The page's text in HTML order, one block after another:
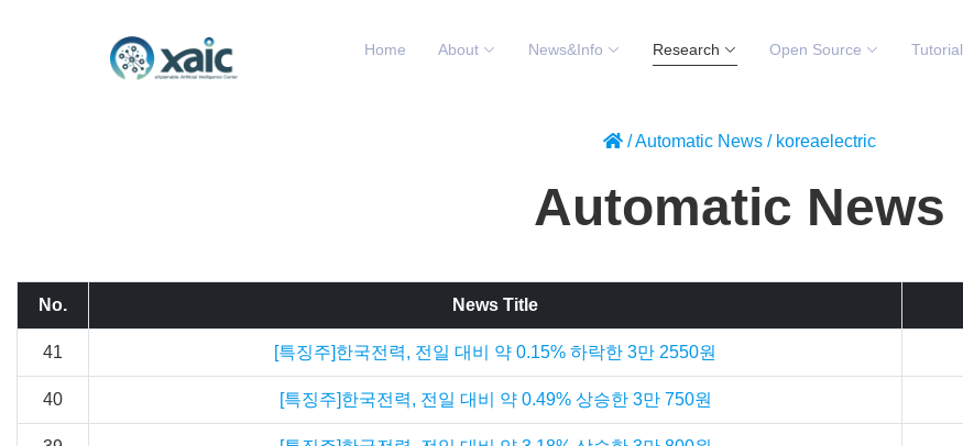
Home About News&Info Research Open Source Tutorial
/Automatic News / koreaelectric
Automatic News
No. News Title
41 [특징주]한국전력, 전일 대비 약 0.15% 하락한 3만 2550원
40 [특징주]한국전력, 전일 대비 약 0.49% 상승한 3만 750원